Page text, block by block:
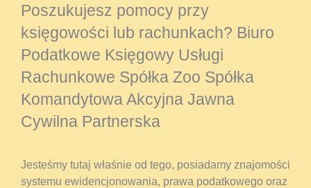
Poszukujesz pomocy przy
księgowości lub rachunkach? Biuro
Podatkowe Księgowy Usługi
Rachunkowe Spółka Zoo Spółka
Komandytowa Akcyjna Jawna
Cywilna Partnerska
Jesteśmy tutaj właśnie od tego, posiadamy znajomości
systemu ewidencjonowania, prawa podatkowego oraz